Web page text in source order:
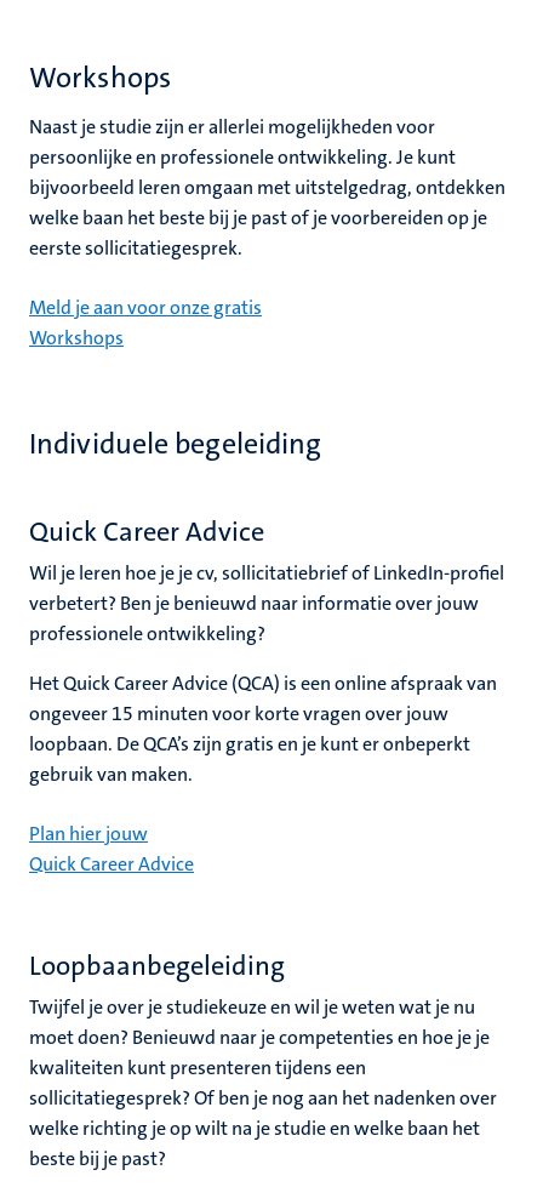
Workshops
Naast je studie zijn er allerlei mogelijkheden voor
persoonlijke en professionele ontwikkeling. Je kunt
bijvoorbeeld leren omgaan met uitstelgedrag, ontdekken
welke baan het beste bij je past of je voorbereiden op je
eerste sollicitatiegesprek.
Meld je aan voor onze gratis
Workshops
Individuele begeleiding
Quick Career Advice
Wil je leren hoe je je cv, sollicitatiebrief of LinkedIn-profiel
verbetert? Ben je benieuwd naar informatie over jouw
professionele ontwikkeling?
Het Quick Career Advice (QCA) is een online afspraak van
ongeveer 15 minuten voor korte vragen over jouw
loopbaan. De QCA’s zijn gratis en je kunt er onbeperkt
gebruik van maken.
Plan hier jouw
Quick Career Advice
Loopbaanbegeleiding
Twijfel je over je studiekeuze en wil je weten wat je nu
moet doen? Benieuwd naar je competenties en hoe je je
kwaliteiten kunt presenteren tijdens een
sollicitatiegesprek? Of ben je nog aan het nadenken over
welke richting je op wilt na je studie en welke baan het
beste bij je past?